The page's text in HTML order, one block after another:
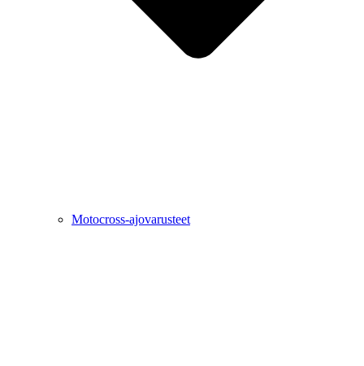
Motocross-ajovarusteet